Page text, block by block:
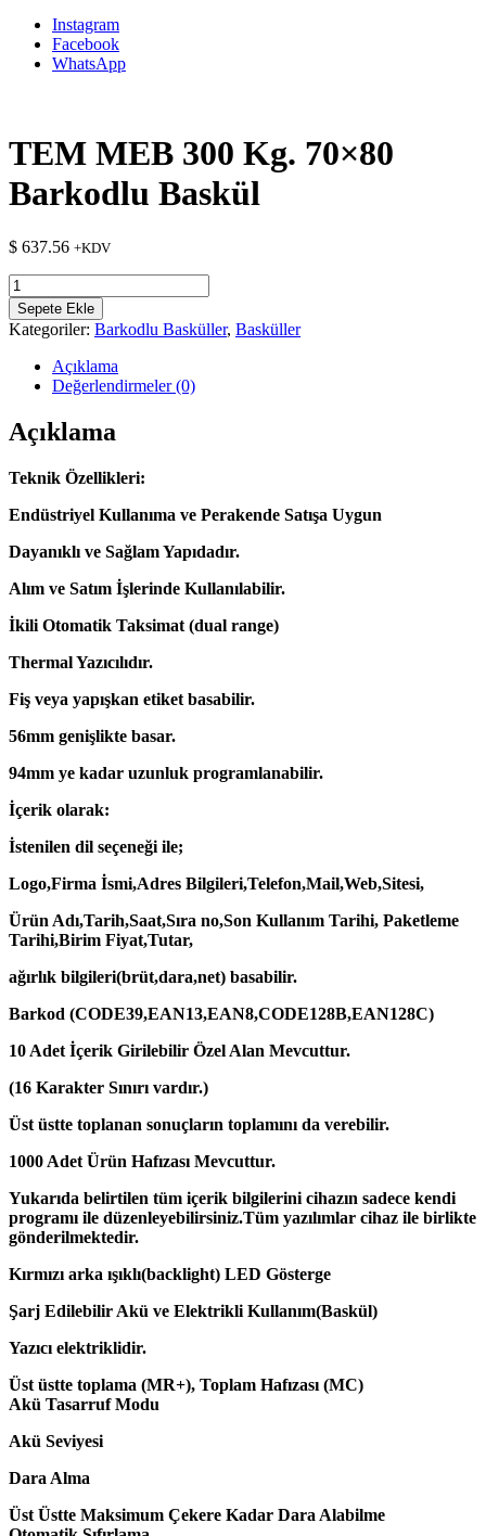
Instagram
Facebook
WhatsApp
TEM MEB 300 Kg. 70×80
Barkodlu Baskül
$ 637.56 +KDV
TEM
MEB
300
Kg.
70x80
Barkodlu
Baskül
adet
Sepete Ekle
Kategoriler: Barkodlu Basküller, Basküller
Açıklama
Değerlendirmeler (0)
Açıklama
Teknik Özellikleri:
Endüstriyel Kullanıma ve Perakende Satışa Uygun
Dayanıklı ve Sağlam Yapıdadır.
Alım ve Satım İşlerinde Kullanılabilir.
İkili Otomatik Taksimat (dual range)
Thermal Yazıcılıdır.
Fiş veya yapışkan etiket basabilir.
56mm genişlikte basar.
94mm ye kadar uzunluk programlanabilir.
İçerik olarak:
İstenilen dil seçeneği ile;
Logo,Firma İsmi,Adres Bilgileri,Telefon,Mail,Web,Sitesi,
Ürün Adı,Tarih,Saat,Sıra no,Son Kullanım Tarihi, Paketleme
Tarihi,Birim Fiyat,Tutar,
ağırlık bilgileri(brüt,dara,net) basabilir.
Barkod (CODE39,EAN13,EAN8,CODE128B,EAN128C)
10 Adet İçerik Girilebilir Özel Alan Mevcuttur.
(16 Karakter Sınırı vardır.)
Üst üstte toplanan sonuçların toplamını da verebilir.
1000 Adet Ürün Hafızası Mevcuttur.
Yukarıda belirtilen tüm içerik bilgilerini cihazın sadece kendi
programı ile düzenleyebilirsiniz.Tüm yazılımlar cihaz ile birlikte
gönderilmektedir.
Kırmızı arka ışıklı(backlight) LED Gösterge
Şarj Edilebilir Akü ve Elektrikli Kullanım(Baskül)
Yazıcı elektriklidir.
Üst üstte toplama (MR+), Toplam Hafızası (MC)
Akü Tasarruf Modu
Akü Seviyesi
Dara Alma
Üst Üstte Maksimum Çekere Kadar Dara Alabilme